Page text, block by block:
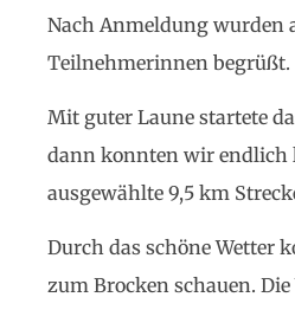
Nach Anmeldung wurden
Teilnehmerinnen begrüßt.
Mit guter Laune startete
dann konnten wir endlich
ausgewählte 9,5 km
Durch das schöne Wetter
zum Brocken schauen.